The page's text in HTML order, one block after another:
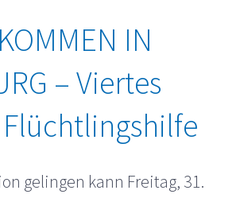
IN
– Viertes
gelingen kann Freitag, 31.